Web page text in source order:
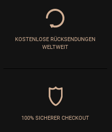
KOSTENLOSE RÜCKSENDUNGEN
WELTWEIT
100% SICHERER CHECKOUT